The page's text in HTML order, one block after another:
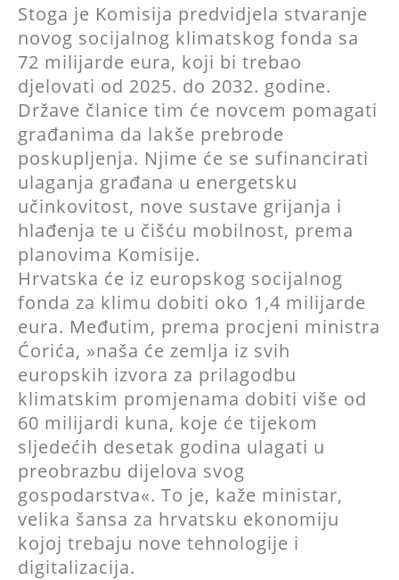
Stoga je Komisija predvidjela stvaranje
novog socijalnog klimatskog fonda sa
72 milijarde eura, koji bi trebao
djelovati od 2025. do 2032. godine.
Države članice tim će novcem pomagati
građanima da lakše prebrode
poskupljenja. Njime će se sufinancirati
ulaganja građana u energetsku
učinkovitost, nove sustave grijanja i
hlađenja te u čišću mobilnost, prema
planovima Komisije.
Hrvatska će iz europskog socijalnog
fonda za klimu dobiti oko 1,4 milijarde
eura. Međutim, prema procjeni ministra
Ćorića, »naša će zemlja iz svih
europskih izvora za prilagodbu
klimatskim promjenama dobiti više od
60 milijardi kuna, koje će tijekom
sljedećih desetak godina ulagati u
preobrazbu dijelova svog
gospodarstva«. To je, kaže ministar,
velika šansa za hrvatsku ekonomiju
kojoj trebaju nove tehnologije i
digitalizacija.